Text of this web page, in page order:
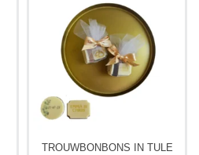
TROUWBONBONS IN TULE